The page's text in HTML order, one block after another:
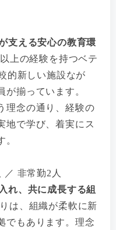
支える安心の教育環
上の経験を持つベテ
的新しい施設なが
が揃っています。
理念の通り、経験の
地で学び、着実にス
。
／ 非常勤2人
れ、共に成長する組
は、組織が柔軟に新
でもあります。理念